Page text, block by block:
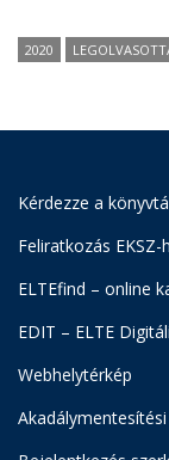
2020
Kérdezze a
Feliratkozás EKSZ-
ELTEfind – online
EDIT – ELTE
Webhelytérkép